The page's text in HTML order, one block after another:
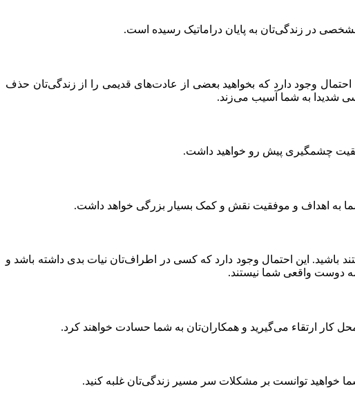
در زندگی‌تان به پایان دراماتیک رسیده است.
وجود دارد که بخواهید بعضی از عادت‌های قدیمی را از زندگی‌تان حذف
شدیدا به شما آسیب می‌زند.
چشمگیری پیش رو خواهید داشت.
شما به اهداف و موفقیت نقش و کمک بسیار بزرگی خواهد داشت.
این احتمال وجود دارد که کسی در اطراف‌تان نیات بدی داشته باشد و
دوست واقعی شما نیستند.
کار ارتقاء می‌گیرید و همکاران‌تان به شما حسادت خواهند کرد.
خواهید توانست بر مشکلات سر مسیر زندگی‌تان غلبه کنید.